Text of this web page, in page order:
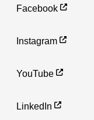
Facebook
Instagram
YouTube
LinkedIn